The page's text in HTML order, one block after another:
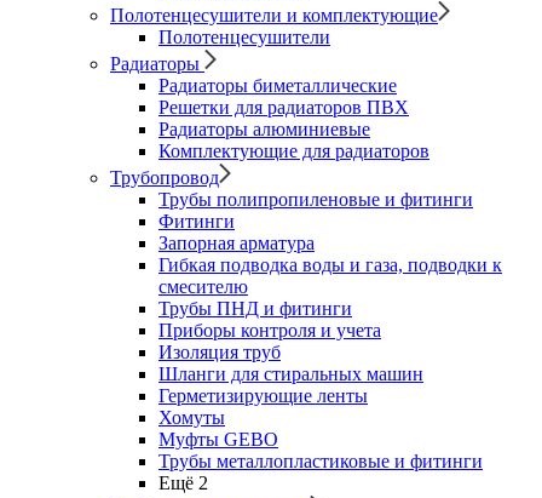
Полотенцесушители и комплектующие
Полотенцесушители
Радиаторы
Радиаторы биметаллические
Решетки для радиаторов ПВХ
Радиаторы алюминиевые
Комплектующие для радиаторов
Трубопровод
Трубы полипропиленовые и фитинги
Фитинги
Запорная арматура
Гибкая подводка воды и газа, подводки к
смесителю
Трубы ПНД и фитинги
Приборы контроля и учета
Изоляция труб
Шланги для стиральных машин
Герметизирующие ленты
Хомуты
Муфты GEBO
Трубы металлопластиковые и фитинги
Ещё 2